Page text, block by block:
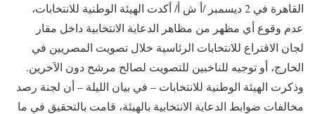
القاهرة في 2 ديسمبر /أ ش أ/ أكدت الهيئة الوطنية للانتخابات،
عدم وقوع أي مظهر من مظاهر الدعاية الانتخابية داخل مقار
لجان الاقتراع للانتخابات الرئاسية خلال تصويت المصريين في
الخارج، أو توجيه للناخبين للتصويت لصالح مرشح دون الآخرين.
وذكرت الهيئة الوطنية للانتخابات – في بيان الليلة – أن لجنة رصد
مخالفات ضوابط الدعاية الانتخابية بالهيئة، قامت بالتحقيق في ما